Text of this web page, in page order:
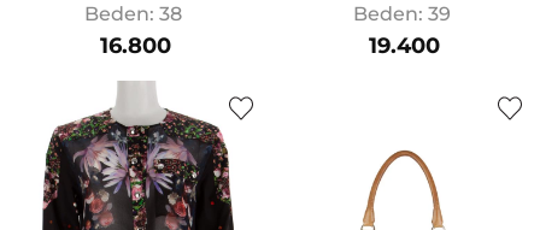
Beden: 38
16.800
Beden: 39
19.400